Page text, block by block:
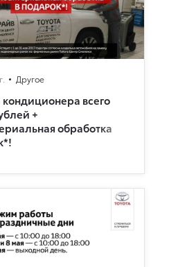
Другое
всего
+
обработка